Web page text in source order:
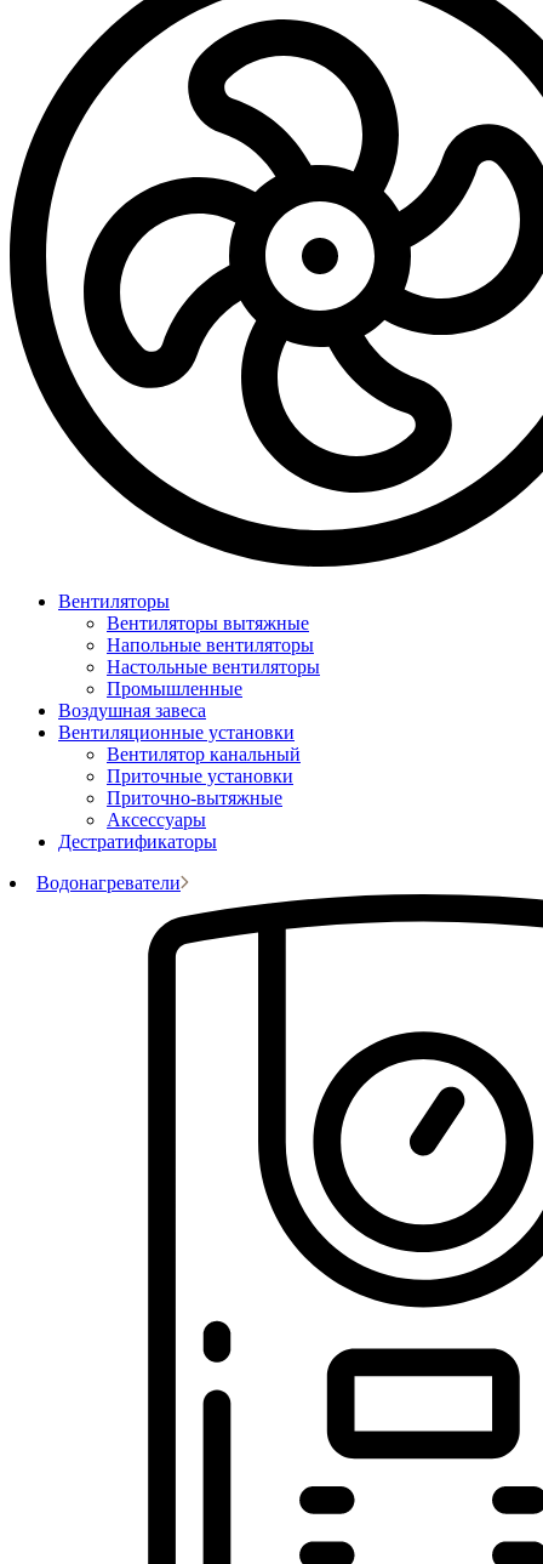
Вентиляторы
Вентиляторы вытяжные
Напольные вентиляторы
Настольные вентиляторы
Промышленные
Воздушная завеса
Вентиляционные установки
Вентилятор канальный
Приточные установки
Приточно-вытяжные
Аксессуары
Дестратификаторы
Водонагреватели